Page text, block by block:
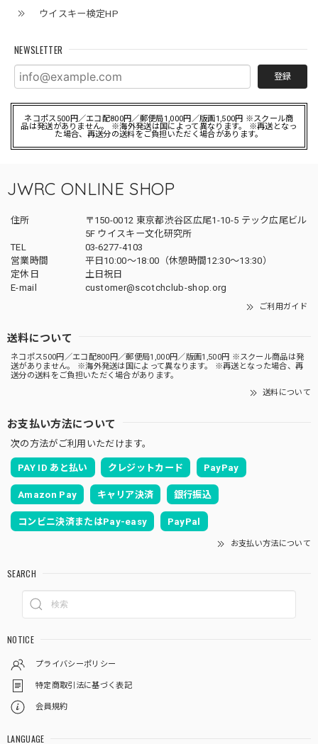
ウイスキー検定HP
NEWSLETTER
登録
ネコポス500円／エコ配800円／郵便局1,000円／版画1,500円 ※スクール商
品は発送がありません。 ※海外発送は国によって異なります。 ※再送となっ
た場合、再送分の送料をご負担いただく場合があります。
JWRC ONLINE SHOP
住所
〒150-0012 東京都渋谷区広尾1-10-5 テック広尾ビル
5F ウイスキー文化研究所
TEL
03-6277-4103
営業時間
平日10:00～18:00（休憩時間12:30～13:30）
定休日
土日祝日
E-mail
customer@scotchclub-shop.org
ご利用ガイド
送料について
ネコポス500円／エコ配800円／郵便局1,000円／版画1,500円 ※スクール商品は発
送がありません。 ※海外発送は国によって異なります。 ※再送となった場合、再
送分の送料をご負担いただく場合があります。
送料について
お支払い方法について
次の方法がご利用いただけます。
PAY ID あと払い クレジットカード PayPay
Amazon Pay キャリア決済 銀行振込
コンビニ決済またはPay-easy PayPal
お支払い方法について
SEARCH
NOTICE
プライバシーポリシー
特定商取引法に基づく表記
会員規約
LANGUAGE